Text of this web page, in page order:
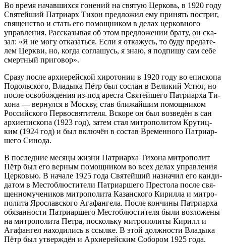
Во вре­мя на­чав­ших­ся го­не­ний на свя­тую Цер­ковь, в 1920 го­ду
Свя­тей­ший Пат­ри­арх Ти­хон пред­ло­жил ему при­нять по­стриг,
свя­щен­ство и стать его по­мощ­ни­ком в де­лах цер­ков­но­го
управ­ле­ния. Рас­ска­зы­вая об этом пред­ло­же­нии бра­ту, он ска­
зал: «Я не мо­гу от­ка­зать­ся. Ес­ли я от­ка­жусь, то бу­ду пре­да­те­
лем Церк­ви, но, ко­гда со­гла­шусь, я знаю, я под­пи­шу сам се­бе
смерт­ный при­го­вор».
Сра­зу по­сле ар­хи­ерей­ской хи­ро­то­нии в 1920 го­ду во епи­ско­па
По­доль­ско­го, Вла­ды­ка Пётр был со­слан в Ве­ли­кий Устюг, но
по­сле осво­бож­де­ния из-под аре­ста Свя­тей­ше­го Пат­ри­ар­ха Ти­
хо­на — вер­нул­ся в Моск­ву, став бли­жай­шим по­мощ­ни­ком
Рос­сий­ско­го Пер­во­свя­ти­те­ля. Вско­ре он был воз­ве­дён в сан
ар­хи­епи­ско­па (1923 год), за­тем стал мит­ро­по­ли­том Кру­тиц­
ким (1924 год) и был вклю­чён в со­став Вре­мен­но­го Пат­ри­ар­
ше­го Си­но­да.
В по­след­ние ме­ся­цы жиз­ни Пат­ри­ар­ха Ти­хо­на мит­ро­по­лит
Пётр был его вер­ным по­мощ­ни­ком во всех де­лах управ­ле­ния
Цер­ко­вью. В на­ча­ле 1925 го­да Свя­тей­ший на­зна­чил его кан­ди­
да­том в Ме­сто­блю­сти­те­ли Пат­ри­ар­ше­го Пре­сто­ла по­сле свя­
щен­но­му­че­ни­ков мит­ро­по­ли­та Ка­зан­ско­го Ки­рил­ла и мит­ро­
по­ли­та Яро­слав­ско­го Ага­фан­ге­ла. По­сле кон­чи­ны Пат­ри­ар­ха
обя­зан­но­сти Пат­ри­ар­ше­го Ме­сто­блю­сти­те­ля бы­ли воз­ло­же­ны
на мит­ро­по­ли­та Пет­ра, по­сколь­ку мит­ро­по­ли­ты Ки­рилл и
Ага­фан­гел на­хо­ди­лись в ссыл­ке. В этой долж­но­сти Вла­ды­ка
Пётр был утвер­ждён и Ар­хи­ерей­ским Со­бо­ром 1925 го­да.